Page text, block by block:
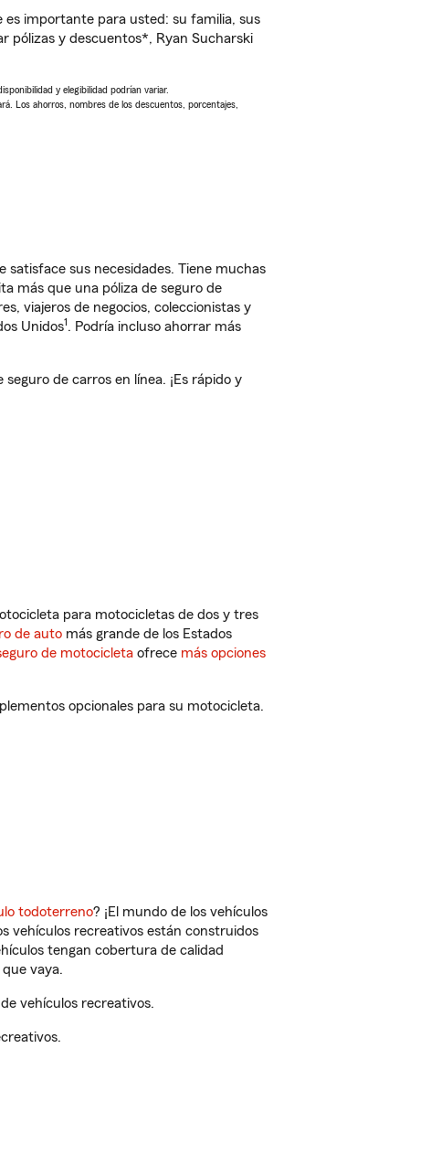
importante para usted: su familia, sus
pólizas y descuentos*, Ryan Sucharski
y elegibilidad podrían variar.
Los ahorros, nombres de los descuentos, porcentajes,
satisface sus necesidades. Tiene muchas
más que una póliza de seguro de
viajeros de negocios, coleccionistas y
Unidos1. Podría incluso ahorrar más
de carros en línea. ¡Es rápido y
para motocicletas de dos y tres
de auto más grande de los Estados
de motocicleta ofrece más opciones
opcionales para su motocicleta.
todoterreno? ¡El mundo de los vehículos
vehículos recreativos están construidos
tengan cobertura de calidad
vaya.
vehículos recreativos.